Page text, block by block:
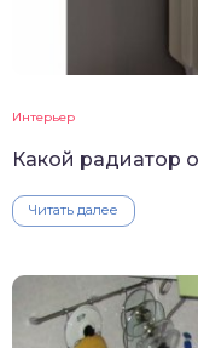
Интерьер
Какой радиатор
Читать далее